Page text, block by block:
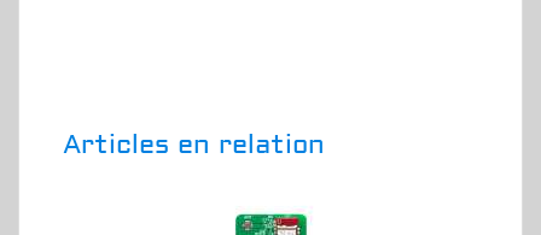
Articles en relation